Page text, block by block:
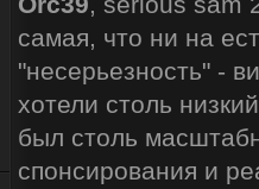
самая, что ни на
"несерьезность" -
хотели столь
был столь
спонсирования и